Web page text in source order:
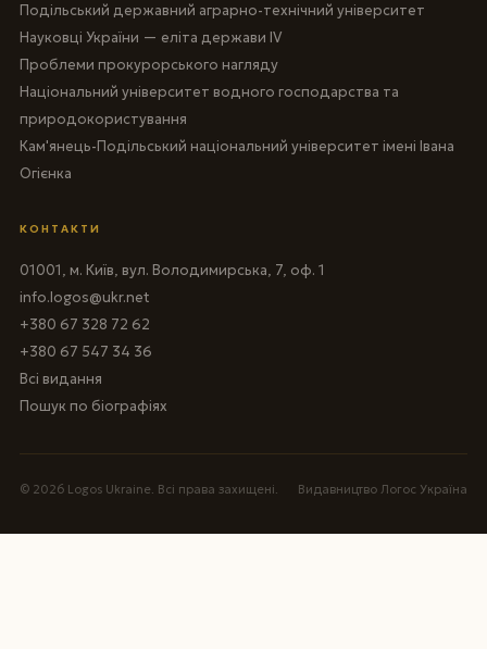
Подільський державний аграрно-технічний університет
Науковці України — еліта держави IV
Проблеми прокурорського нагляду
Національний університет водного господарства та
природокористування
Кам'янець-Подільський національний університет імені Івана
Огієнка
КОНТАКТИ
01001, м. Київ, вул. Володимирська, 7, оф. 1
info.logos@ukr.net
+380 67 328 72 62
+380 67 547 34 36
Всі видання
Пошук по біографіях
© 2026 Logos Ukraine. Всі права захищені. Видавництво Логос Україна